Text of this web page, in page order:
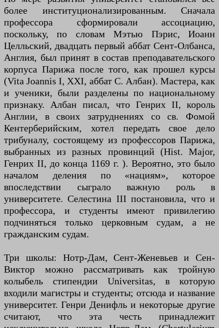
более институционализированным. Сначала
профессора сформировали ассоциацию,
поскольку, по словам Мэтью Пэрис, Иоанн
Целльский, двадцать первый аббат Сент-Олбанса,
Англия, был принят в состав преподавательского
корпуса Парижа после того, как прошел курсы
(Vita Joannis I, XXI, аббат С. Албан). Мастера, как
и ученики, были разделены по национальному
признаку. Албан писал, что Генрих II, король
Англии, в своих затруднениях со св. Фомой
Кентерберийским, хотел передать свое дело
трибуналу, состоящему из профессоров Парижа,
выбранных из разных провинций (Hist. Major,
Генрих II, до конца 1169 г. ). Вероятно, это было
началом деления по «нациям», которое
впоследствии сыграло важную роль в
университете. Селестина III постановила, что и
профессора, и студенты имеют привилегию
подчиняться только церковным судам, а не
гражданским судам.
Три школы: Нотр-Дам, Сент-Женевьев и Сен-
Виктор можно рассматривать как тройную
колыбель стипендии Universitas, в которую
входили магистры и студенты; отсюда и название
университет. Генри Денифль и некоторые другие
считают, что эта честь принадлежит